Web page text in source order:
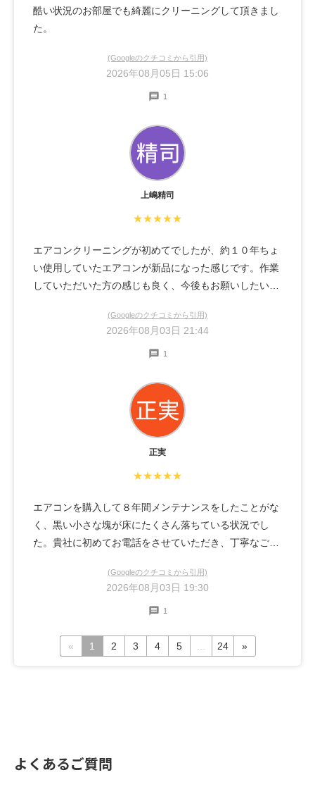
酷い状況のお部屋でも綺麗にクリーニングして頂きまし
た。
(Googleのクチコミから引用)
2026年08月05日 15:06
1
上嶋精司
★★★★★
エアコンクリーニングが初めてでしたが、約１０年ちょ
い使用していたエアコンが新品になった感じです。作業
していただいた方の感じも良く、今後もお願いしたいと
(Googleのクチコミから引用)
2026年08月03日 21:44
1
正実
★★★★★
エアコンを購入して８年間メンテナンスをしたことがな
く、黒い小さな塊が床にたくさん落ちている状況でし
た。貴社に初めてお電話をさせていただき、丁寧なご説
決めてくださり、また、メンテナンス当日も丁寧なご説
明（画像等）と綺麗な仕上がりに大満足でした。暑いな
かでの作業、本当に大変だったと思います。本当にお疲
ンジフードもメンテナンスをしたことがないため、即、
(Googleのクチコミから引用)
2026年08月03日 19:30
1
« 1 2 3 4 5 24 »
よくあるご質問